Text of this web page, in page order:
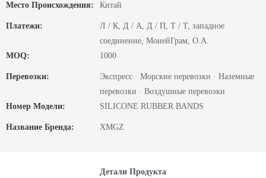
Место Происхождения: Китай
Платежи:
Л / К, Д / А, Д / П, Т / Т, западное
соединение, МонейГрам, О.А.
MOQ:
1000
Перевозки:
Экспресс · Морские перевозки · Наземные
перевозки · Воздушные перевозки
Номер Модели:
SILICONE RUBBER BANDS
Название Бренда: XMGZ
Детали Продукта